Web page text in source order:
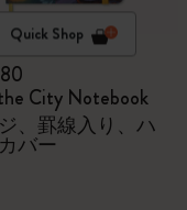
Quick Shop
City Notebook
、罫線入り、ハ
バー